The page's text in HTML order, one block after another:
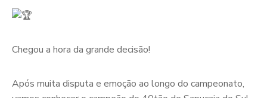
Chegou a hora da grande decisão!
Após muita disputa e emoção ao longo do campeonato,